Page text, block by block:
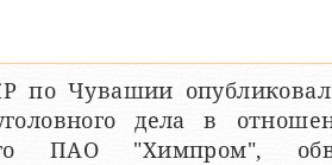
по Чувашии
дела в
ПАО "Химпром",